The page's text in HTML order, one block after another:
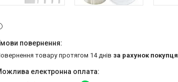
повернення товару протягом 14 днів за рахунок покупця